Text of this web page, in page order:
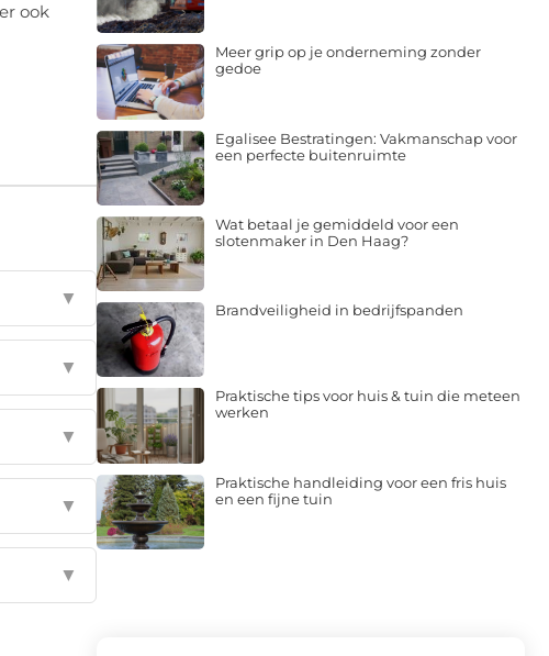
ook
▼
▼
▼
▼
▼
Meer grip op je onderneming zonder
gedoe
Egalisee Bestratingen: Vakmanschap voor
een perfecte buitenruimte
Wat betaal je gemiddeld voor een
slotenmaker in Den Haag?
Brandveiligheid in bedrijfspanden
Praktische tips voor huis & tuin die meteen
werken
Praktische handleiding voor een fris huis
en een fijne tuin